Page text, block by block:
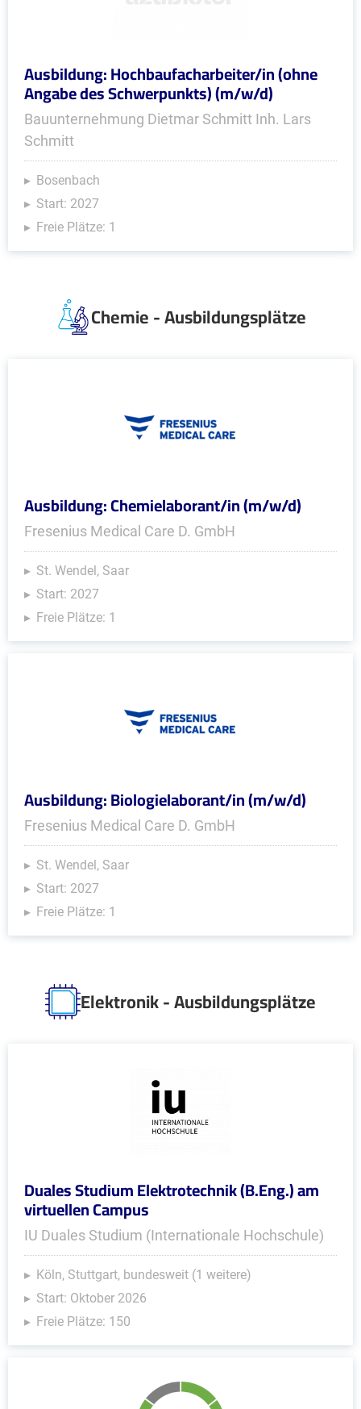
Ausbildung: Hochbaufacharbeiter/in (ohne
Angabe des Schwerpunkts) (m/w/d)
Bauunternehmung Dietmar Schmitt Inh. Lars
Schmitt
Bosenbach
Start: 2027
Freie Plätze: 1
Chemie - Ausbildungsplätze
Ausbildung: Chemielaborant/in (m/w/d)
Fresenius Medical Care D. GmbH
St. Wendel, Saar
Start: 2027
Freie Plätze: 1
Ausbildung: Biologielaborant/in (m/w/d)
Fresenius Medical Care D. GmbH
St. Wendel, Saar
Start: 2027
Freie Plätze: 1
Elektronik - Ausbildungsplätze
Duales Studium Elektrotechnik (B.Eng.) am
virtuellen Campus
IU Duales Studium (Internationale Hochschule)
Köln, Stuttgart, bundesweit (1 weitere)
Start: Oktober 2026
Freie Plätze: 150